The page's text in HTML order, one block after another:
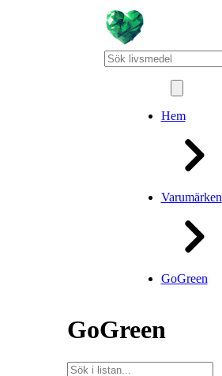
Hem
Varumärken
GoGreen
GoGreen